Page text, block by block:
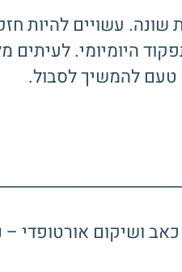
שונה. עשויים להיות
היומיומי. לעיתים
טעם להמשיך לסבול.